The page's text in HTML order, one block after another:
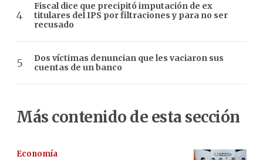
Fiscal dice que precipitó imputación de ex
titulares del IPS por filtraciones y para no ser
recusado
Dos víctimas denuncian que les vaciaron sus
cuentas de un banco
Más contenido de esta sección
Economía